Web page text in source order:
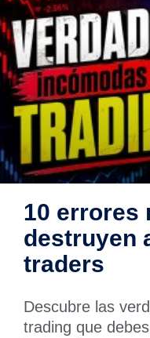
10 errores
destruyen
traders
Descubre las
trading que